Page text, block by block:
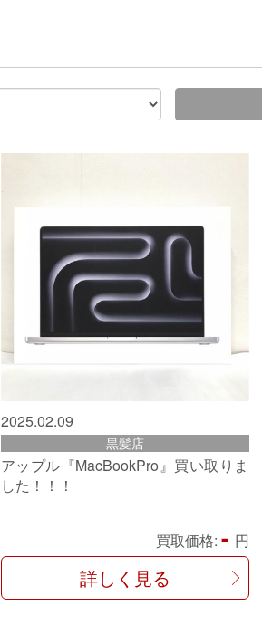
2025.02.09
黒髪店
アップル『MacBookPro』買い取りま
した！！！
買取価格: - 円
詳しく見る